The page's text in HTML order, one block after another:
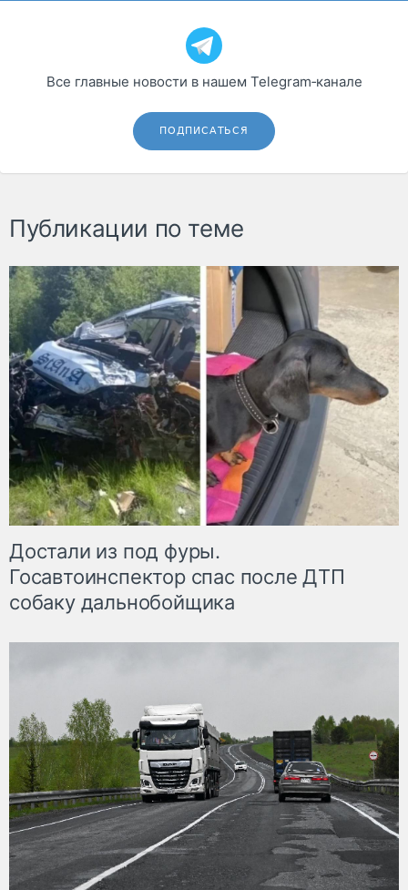
Все главные новости в нашем Telegram‑канале
ПОДПИСАТЬСЯ
Публикации по теме
Достали из под фуры.
Госавтоинспектор спас после ДТП
собаку дальнобойщика